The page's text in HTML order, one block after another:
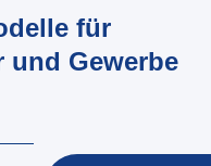
für
und Gewerbe